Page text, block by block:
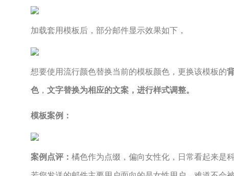
加载套用模板后，部分邮件显示效果如下，
想要使用流行颜色替换当前的模板颜色，更换该模板的
色， 文字替换为相应的文案，进行样式调整。
模板案例：
案例点评： 橘色作为点缀，偏向女性化，日常看起来是